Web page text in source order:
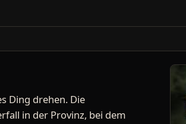
Ding drehen. Die
in der Provinz, bei dem